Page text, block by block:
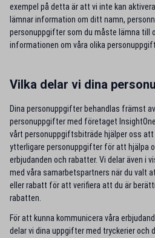
exempel på detta är att vi inte kan
lämnar information om ditt namn,
personuppgifter som du måste lämna till
informationen om våra olika
Vilka delar vi dina
Dina personuppgifter behandlas främst
personuppgifter med företaget
vårt personuppgiftsbiträde hjälper oss att
ytterligare personuppgifter för att hjälpa
erbjudanden och rabatter. Vi delar även i
med våra samarbetspartners när du valt
eller rabatt för att verifiera att du är
rabatten.
För att kunna kommunicera våra
delar vi dina uppgifter med tryckerier och